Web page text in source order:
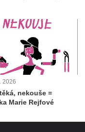
2026
nekouše =
Marie Rejfové